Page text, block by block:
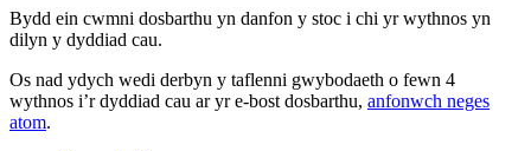
Bydd ein cwmni dosbarthu yn danfon y stoc i chi yr wythnos yn
dilyn y dyddiad cau.
Os nad ydych wedi derbyn y taflenni gwybodaeth o fewn 4
wythnos i’r dyddiad cau ar yr e-bost dosbarthu, anfonwch neges
atom.